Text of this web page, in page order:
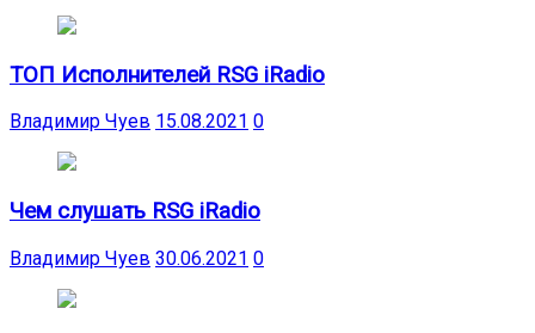
ТОП Исполнителей RSG iRadio
Владимир Чуев 15.08.2021 0
Чем слушать RSG iRadio
Владимир Чуев 30.06.2021 0